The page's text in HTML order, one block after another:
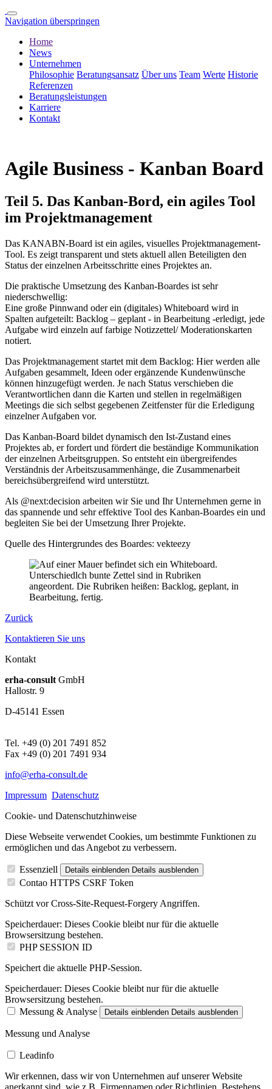
Navigation überspringen
Home
News
Unternehmen
Philosophie Beratungsansatz Über uns Team Werte Historie
Referenzen
Beratungsleistungen
Karriere
Kontakt
Agile Business - Kanban Board
Teil 5. Das Kanban-Bord, ein agiles Tool
im Projektmanagement
Das KANABN-Board ist ein agiles, visuelles Projektmanagement-
Tool. Es zeigt transparent und stets aktuell allen Beteiligten den
Status der einzelnen Arbeitsschritte eines Projektes an.
Die praktische Umsetzung des Kanban-Boardes ist sehr
niederschwellig:
Eine große Pinnwand oder ein (digitales) Whiteboard wird in
Spalten aufgeteilt: Backlog – geplant - in Bearbeitung -erledigt, jede
Aufgabe wird einzeln auf farbige Notizzettel/ Moderationskarten
notiert.
Das Projektmanagement startet mit dem Backlog: Hier werden alle
Aufgaben gesammelt, Ideen oder ergänzende Kundenwünsche
können hinzugefügt werden. Je nach Status verschieben die
Verantwortlichen dann die Karten und stellen in regelmäßigen
Meetings die sich selbst gegebenen Zeitfenster für die Erledigung
einzelner Aufgaben vor.
Das Kanban-Board bildet dynamisch den Ist-Zustand eines
Projektes ab, er fordert und fördert die beständige Kommunikation
der einzelnen Arbeitsgruppen. So entsteht ein übergreifendes
Verständnis der Arbeitszusammenhänge, die Zusammenarbeit
bereichsübergreifend wird unterstützt.
Als @next:decision arbeiten wir Sie und Ihr Unternehmen gerne in
das spannende und sehr effektive Tool des Kanban-Boardes ein und
begleiten Sie bei der Umsetzung Ihrer Projekte.
Quelle des Hintergrundes des Boardes: vekteezy
Zurück
Kontaktieren Sie uns
Kontakt
erha-consult GmbH
Hallostr. 9
D-45141 Essen
Tel. +49 (0) 201 7491 852
Fax +49 (0) 201 7491 934
info@erha-consult.de
Impressum Datenschutz
Cookie- und Datenschutzhinweise
Diese Webseite verwendet Cookies, um bestimmte Funktionen zu
ermöglichen und das Angebot zu verbessern.
Essenziell Details einblenden Details ausblenden
Contao HTTPS CSRF Token
Schützt vor Cross-Site-Request-Forgery Angriffen.
Speicherdauer: Dieses Cookie bleibt nur für die aktuelle
Browsersitzung bestehen.
PHP SESSION ID
Speichert die aktuelle PHP-Session.
Speicherdauer: Dieses Cookie bleibt nur für die aktuelle
Browsersitzung bestehen.
Messung & Analyse
Details einblenden Details ausblenden
Messung und Analyse
Leadinfo
Wir erkennen, dass wir von Unternehmen auf unserer Website
anerkannt sind, wie z.B. Firmennamen oder Richtlinien. Bestehens